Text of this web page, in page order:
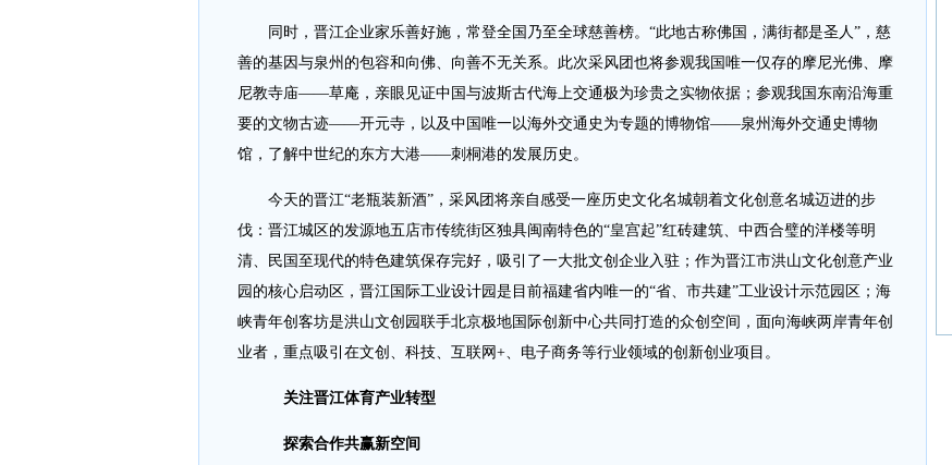
同时，晋江企业家乐善好施，常登全国乃至全球慈善榜。“此地古称佛国，满街都是圣人”，慈
善的基因与泉州的包容和向佛、向善不无关系。此次采风团也将参观我国唯一仅存的摩尼光佛、摩
尼教寺庙——草庵，亲眼见证中国与波斯古代海上交通极为珍贵之实物依据；参观我国东南沿海重
要的文物古迹——开元寺，以及中国唯一以海外交通史为专题的博物馆——泉州海外交通史博物
馆，了解中世纪的东方大港——刺桐港的发展历史。
今天的晋江“老瓶装新酒”，采风团将亲自感受一座历史文化名城朝着文化创意名城迈进的步
伐：晋江城区的发源地五店市传统街区独具闽南特色的“皇宫起”红砖建筑、中西合璧的洋楼等明
清、民国至现代的特色建筑保存完好，吸引了一大批文创企业入驻；作为晋江市洪山文化创意产业
园的核心启动区，晋江国际工业设计园是目前福建省内唯一的“省、市共建”工业设计示范园区；海
峡青年创客坊是洪山文创园联手北京极地国际创新中心共同打造的众创空间，面向海峡两岸青年创
业者，重点吸引在文创、科技、互联网+、电子商务等行业领域的创新创业项目。
关注晋江体育产业转型
探索合作共赢新空间